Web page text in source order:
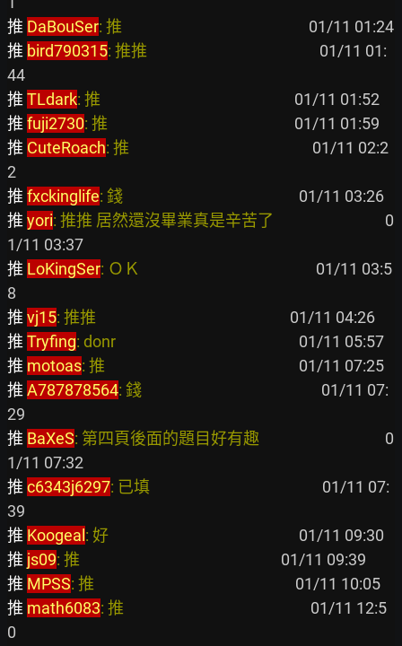
推 DaBouSer: 推
推 bird790315: 推推
01/11 01:
推 TLdark: 推
推 fuji2730: 推
推 CuteRoach: 推
01/11 02:2
推 fxckinglife: 錢
推 yori: 推推 居然還沒畢業真是辛苦了
0
推 LoKingSer: ＯＫ
01/11 03:5
推 vj15: 推推
推 Tryfing: donr
推 motoas: 推
推 A787878564: 錢
01/11 07:
推 BaXeS: 第四頁後面的題目好有趣
0
推 c6343j6297: 已填
01/11 07:
推 Koogeal : 好
推 js09: 推
推 MPSS: 推
推 math6083: 推
01/11 12:5